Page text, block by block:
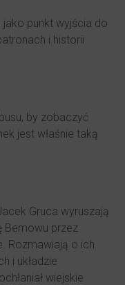
punkt wyjścia do
i historii
by zobaczyć
jest właśnie taką
Gruca wyruszają
Bemowu przez
Rozmawiają o ich
i układzie
wiejskie